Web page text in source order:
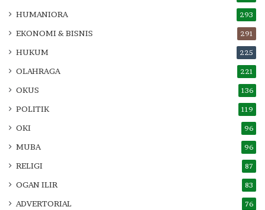
HUMANIORA 293
EKONOMI & BISNIS 291
HUKUM 225
OLAHRAGA 221
OKUS 136
POLITIK 119
OKI 96
MUBA 96
RELIGI 87
OGAN ILIR 83
ADVERTORIAL 76